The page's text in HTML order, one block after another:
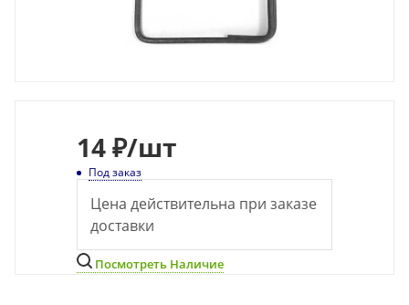
14₽/шт
Под заказ
Цена действительна при заказе
доставки
Посмотреть Наличие